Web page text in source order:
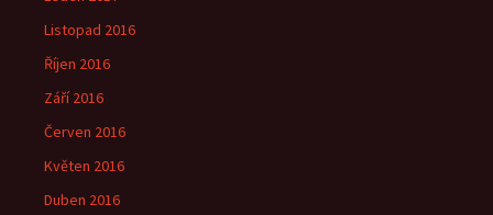
Listopad 2016
Říjen 2016
Září 2016
Červen 2016
Květen 2016
Duben 2016